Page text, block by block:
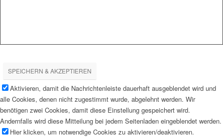
SPEICHERN & AKZEPTIEREN
Aktivieren, damit die Nachrichtenleiste dauerhaft ausgeblendet wird und
alle Cookies, denen nicht zugestimmt wurde, abgelehnt werden. Wir
benötigen zwei Cookies, damit diese Einstellung gespeichert wird.
Andernfalls wird diese Mitteilung bei jedem Seitenladen eingeblendet werden.
Hier klicken, um notwendige Cookies zu aktivieren/deaktivieren.